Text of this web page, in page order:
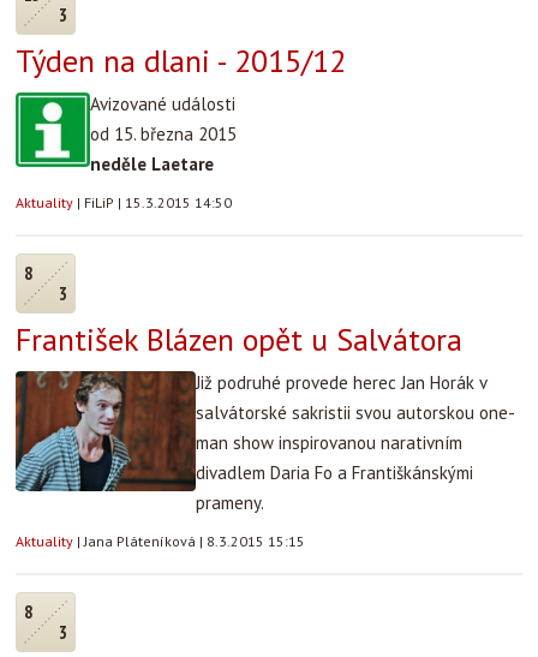
3
Týden na dlani - 2015/12
Avizované události
od 15. března 2015
neděle Laetare
Aktuality | FiLiP | 15.3.2015 14:50
8
3
František Blázen opět u Salvátora
Již podruhé provede herec Jan Horák v
salvátorské sakristii svou autorskou one-
man show inspirovanou narativním
divadlem Daria Fo a Františkánskými
prameny.
Aktuality |Jana Pláteníková | 8.3.2015 15:15
8
3